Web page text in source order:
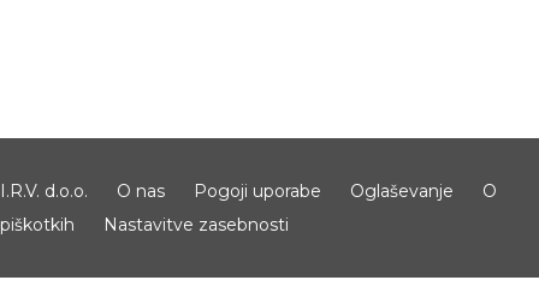
I.R.V. d.o.o. O nas Pogoji uporabe Oglaševanje
O
piškotkih
Nastavitve zasebnosti